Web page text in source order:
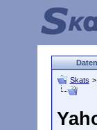
Skats >